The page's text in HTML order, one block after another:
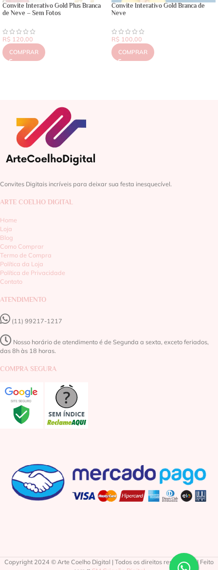
Convite Interativo Gold Plus Branca
de Neve – Sem Fotos
R$ 120,00
COMPRAR
Convite Interativo Gold Branca de
Neve
R$ 100,00
COMPRAR
Convites Digitais incríveis para deixar sua festa inesquecível.
ARTE COELHO DIGITAL
Home
Loja
Blog
Como Comprar
Termo de Compra
Política da Loja
Política de Privacidade
Contato
ATENDIMENTO
(11) 99217-1217‬
Nosso horário de atendimento é de Segunda a sexta, exceto feriados,
das 8h às 18 horas.
COMPRA SEGURA
Copyright 2024 © Arte Coelho Digital | Todos os direitos reservados | Feito